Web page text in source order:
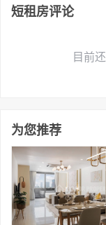
短租房评论
目前
为您推荐